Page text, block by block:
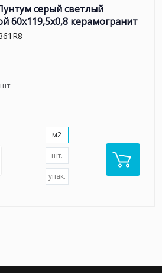
серый светлый
60x119,5x0,8 керамогранит
шт
м2
шт.
упак.